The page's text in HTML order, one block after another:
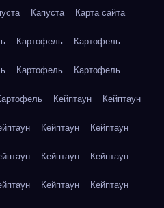
Капуста Карта сайта
Картофель Картофель
Картофель Картофель
Кейптаун Кейптаун
Кейптаун Кейптаун
Кейптаун Кейптаун
Кейптаун Кейптаун